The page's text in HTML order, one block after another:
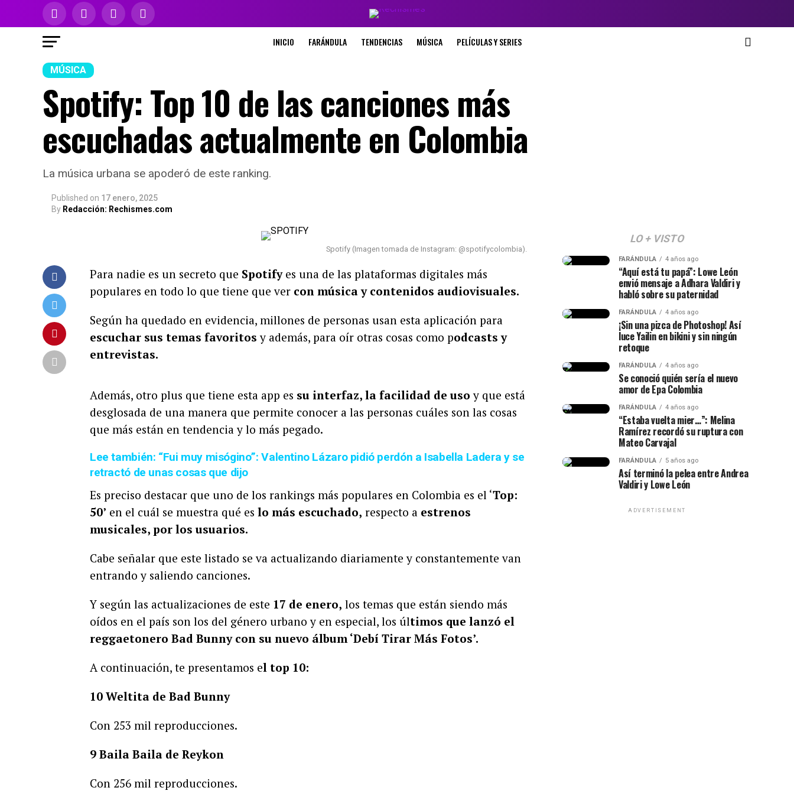
INICIO FARÁNDULA TENDENCIAS MÚSICA PELÍCULAS Y SERIES
MÚSICA
Spotify: Top 10 de las canciones más
escuchadas actualmente en Colombia
La música urbana se apoderó de este ranking.
Published on 17 enero, 2025
By Redacción: Rechismes.com
Spotify (Imagen tomada de Instagram: @spotifycolombia).
Para nadie es un secreto que Spotifyes una de las plataformas digitales más
populares en todo lo que tiene que ver con música y contenidos audiovisuales.
Según ha quedado en evidencia, millones de personas usan esta aplicación para
escuchar sus temas favoritos y además, para oír otras cosas como podcasts y
entrevistas.
Además, otro plus que tiene esta app es su interfaz, la facilidad de uso y que está
desglosada de una manera que permite conocer a las personas cuáles son las cosas
que más están en tendencia y lo más pegado.
Lee también: “Fui muy misógino”: Valentino Lázaro pidió perdón a Isabella Ladera y se
retractó de unas cosas que dijo
Es preciso destacar que uno de los rankings más populares en Colombia es el ‘Top:
50’ en el cuál se muestra qué es lo más escuchado, respecto a estrenos
musicales, por los usuarios.
Cabe señalar que este listado se va actualizando diariamente y constantemente van
entrando y saliendo canciones.
Y según las actualizaciones de este 17 de enero, los temas que están siendo más
oídos en el país son los del género urbano y en especial, los últimos que lanzó el
reggaetonero Bad Bunny con su nuevo álbum ‘Debí Tirar Más Fotos’.
A continuación, te presentamos el top 10:
10 Weltita de Bad Bunny
Con 253 mil reproducciones.
9 Baila Baila de Reykon
Con 256 mil reproducciones.
LO + VISTO
FARÁNDULA 4 años ago
“Aquí está tu papá”: Lowe León
envió mensaje a Adhara Valdiri y
habló sobre su paternidad
FARÁNDULA 4 años ago
¡Sin una pizca de Photoshop! Así
luce Yailin en bikini y sin ningún
retoque
FARÁNDULA 4 años ago
Se conoció quién sería el nuevo
amor de Epa Colombia
FARÁNDULA 4 años ago
“Estaba vuelta mier…”: Melina
Ramírez recordó su ruptura con
Mateo Carvajal
FARÁNDULA 5 años ago
Así terminó la pelea entre Andrea
Valdiri y Lowe León
ADVERTISEMENT